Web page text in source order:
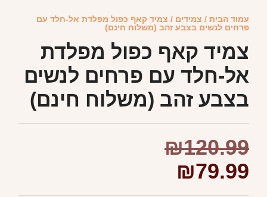
עמוד הבית / צמידים / צמיד קאף כפול מפלדת אל-חלד עם
פרחים לנשים בצבע זהב (משלוח חינם)
צמיד קאף כפול מפלדת
אל-חלד עם פרחים לנשים
בצבע זהב (משלוח חינם)
₪120.99
₪79.99